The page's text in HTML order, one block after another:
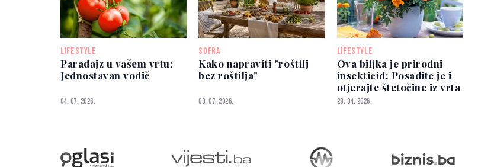
LIFESTYLE
Paradajz u vašem vrtu:
Jednostavan vodič
04. 07. 2026.
SOFRA
Kako napraviti "roštilj
bez roštilja"
03. 07. 2026.
LIFESTYLE
Ova biljka je prirodni
insekticid: Posadite je i
otjerajte štetočine iz vrta
28. 04. 2026.